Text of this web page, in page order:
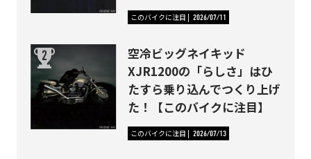
このバイクに注目 2026/07/11
空冷ビッグネイキッド
XJR1200の「らしさ」はひ
たすら乗り込んでつくり上げ
た！【このバイクに注目】
このバイクに注目 2026/07/13